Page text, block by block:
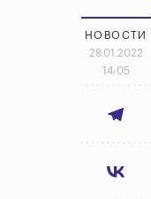
НОВОСТИ
28.01.2022
14:05